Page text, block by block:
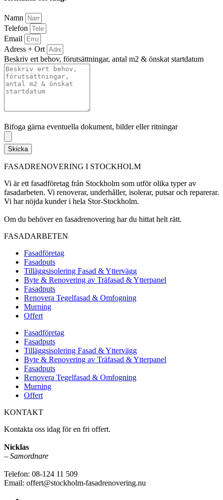
Namn
Telefon
Email
Adress + Ort
Beskriv ert behov, förutsättningar, antal m2 & önskat startdatum
Bifoga gärna eventuella dokument, bilder eller ritningar
Skicka
FASADRENOVERING I STOCKHOLM
Vi är ett fasadföretag från Stockholm som utför olika typer av
fasadarbeten. Vi renoverar, underhåller, isolerar, putsar och reparerar.
Vi har nöjda kunder i hela Stor-Stockholm.
Om du behöver en fasadrenovering har du hittat helt rätt.
FASADARBETEN
Fasadföretag
Fasadputs
Tilläggsisolering Fasad & Yttervägg
Byte & Renovering av Träfasad & Ytterpanel
Fasadputs
Renovera Tegelfasad & Omfogning
Murning
Offert
Fasadföretag
Fasadputs
Tilläggsisolering Fasad & Yttervägg
Byte & Renovering av Träfasad & Ytterpanel
Fasadputs
Renovera Tegelfasad & Omfogning
Murning
Offert
KONTAKT
Kontakta oss idag för en fri offert.
Nicklas
– Samordnare
Telefon: 08-124 11 509
Email: offert@stockholm-fasadrenovering.nu